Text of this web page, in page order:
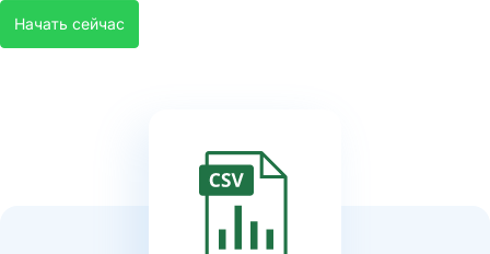
Начать сейчас